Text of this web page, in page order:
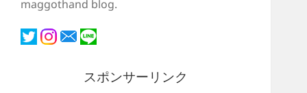
maggothand blog.
スポンサーリンク